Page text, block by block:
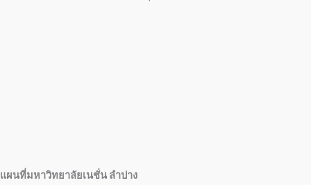
แผนที่มหาวิทยาลัยเนชั่น ลำปาง